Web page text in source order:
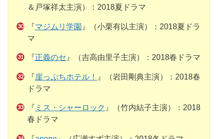
＆戸塚祥太主演）：2018夏ドラマ
『マジムリ学園 』（小栗有以主演）：2018夏ドラ
マ
『正義のセ 』（吉高由里子主演）：2018春ドラマ
『崖っぷちホテル！
』（岩田剛典主演）：2018春
ドラマ
『 ミス・シャーロック 』（竹内結子主演）：2018
春ドラマ